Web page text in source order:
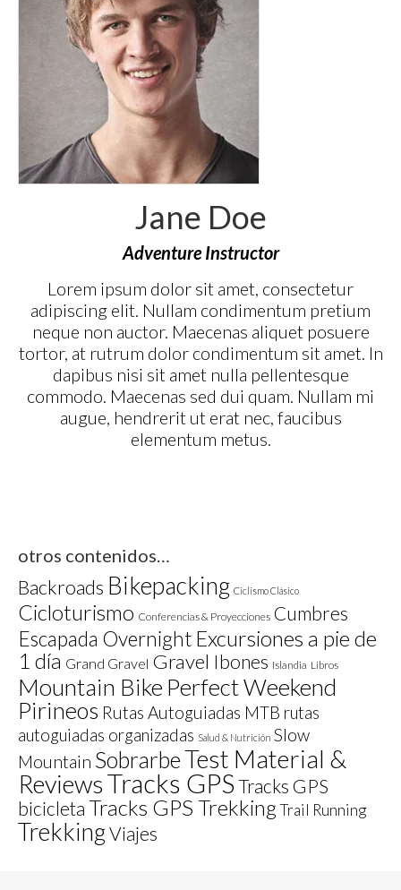
Jane Doe
Adventure Instructor
Lorem ipsum dolor sit amet, consectetur
adipiscing elit. Nullam condimentum pretium
neque non auctor. Maecenas aliquet posuere
tortor, at rutrum dolor condimentum sit amet. In
dapibus nisi sit amet nulla pellentesque
commodo. Maecenas sed dui quam. Nullam mi
augue, hendrerit ut erat nec, faucibus
elementum metus.
otros contenidos…
Backroads Bikepacking Ciclismo Clásico
Cicloturismo Conferencias & Proyecciones Cumbres
Escapada Overnight Excursiones a pie de
1 día Grand Gravel Gravel Ibones Islandia Libros
Mountain Bike Perfect Weekend
Pirineos Rutas Autoguiadas MTB rutas
autoguiadas organizadas Salud & Nutrición Slow
Mountain SobrarbeTest Material &
ReviewsTracks GPSTracks GPS
bicicleta Tracks GPS Trekking Trail Running
TrekkingViajes